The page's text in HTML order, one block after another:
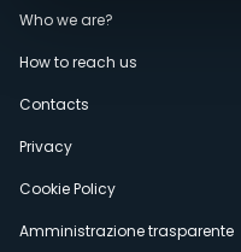
Menù
secondario
Who we are?
How to reach us
Contacts
Privacy
Cookie Policy
Amministrazione trasparente